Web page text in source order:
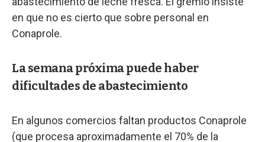
en que no es cierto que sobre personal en
Conaprole.
La semana próxima puede haber
dificultades de abastecimiento
En algunos comercios faltan productos Conaprole
(que procesa aproximadamente el 70% de la